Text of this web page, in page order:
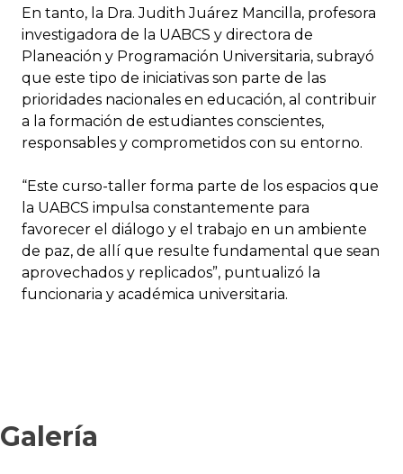
En tanto, la Dra. Judith Juárez Mancilla, profesora
investigadora de la UABCS y directora de
Planeación y Programación Universitaria, subrayó
que este tipo de iniciativas son parte de las
prioridades nacionales en educación, al contribuir
a la formación de estudiantes conscientes,
responsables y comprometidos con su entorno.
“Este curso-taller forma parte de los espacios que
la UABCS impulsa constantemente para
favorecer el diálogo y el trabajo en un ambiente
de paz, de allí que resulte fundamental que sean
aprovechados y replicados”, puntualizó la
funcionaria y académica universitaria.
Galería